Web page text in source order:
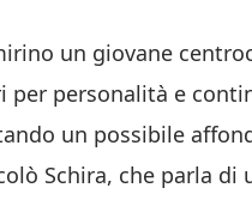
un giovane
per personalità e
un possibile
Schira, che parla